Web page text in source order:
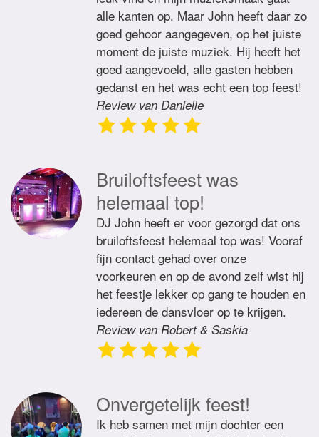
alle kanten op. Maar John heeft daar zo
goed gehoor aangegeven, op het juiste
moment de juiste muziek. Hij heeft het
goed aangevoeld, alle gasten hebben
gedanst en het was echt een top feest!
Review van Danielle
Bruiloftsfeest was
helemaal top!
DJ John heeft er voor gezorgd dat ons
bruiloftsfeest helemaal top was! Vooraf
fijn contact gehad over onze
voorkeuren en op de avond zelf wist hij
het feestje lekker op gang te houden en
iedereen de dansvloer op te krijgen.
Review van Robert & Saskia
Onvergetelijk feest!
Ik heb samen met mijn dochter een